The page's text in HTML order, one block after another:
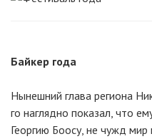
Байкер года
Нынешний глава региона
го наглядно показал, что
Георгию Боосу, не чужд